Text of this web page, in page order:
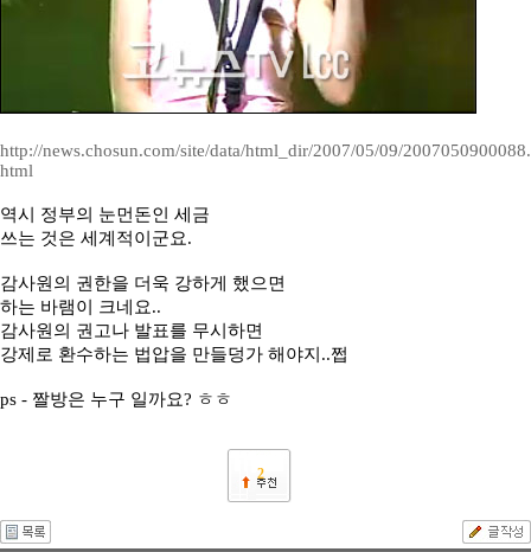
http://news.chosun.com/site/data/html_dir/2007/05/09/2007050900088.
html
역시 정부의 눈먼돈인 세금
쓰는 것은 세계적이군요.
감사원의 권한을 더욱 강하게 했으면
하는 바램이 크네요..
감사원의 권고나 발표를 무시하면
강제로 환수하는 법압을 만들덩가 해야지..쩝
ps - 짤방은 누구 일까요? ㅎㅎ
2